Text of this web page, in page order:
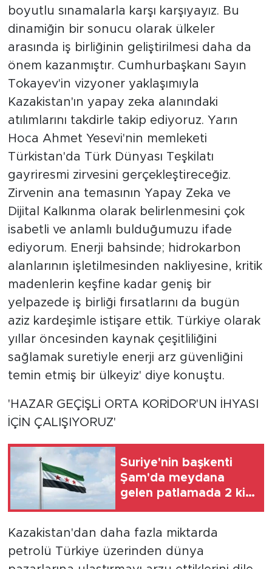
boyutlu sınamalarla karşı karşıyayız. Bu
dinamiğin bir sonucu olarak ülkeler
arasında iş birliğinin geliştirilmesi daha da
önem kazanmıştır. Cumhurbaşkanı Sayın
Tokayev'in vizyoner yaklaşımıyla
Kazakistan'ın yapay zeka alanındaki
atılımlarını takdirle takip ediyoruz. Yarın
Hoca Ahmet Yesevi'nin memleketi
Türkistan'da Türk Dünyası Teşkilatı
gayriresmi zirvesini gerçekleştireceğiz.
Zirvenin ana temasının Yapay Zeka ve
Dijital Kalkınma olarak belirlenmesini çok
isabetli ve anlamlı bulduğumuzu ifade
ediyorum. Enerji bahsinde; hidrokarbon
alanlarının işletilmesinden nakliyesine, kritik
madenlerin keşfine kadar geniş bir
yelpazede iş birliği fırsatlarını da bugün
aziz kardeşimle istişare ettik. Türkiye olarak
yıllar öncesinden kaynak çeşitliliğini
sağlamak suretiyle enerji arz güvenliğini
temin etmiş bir ülkeyiz' diye konuştu.
'HAZAR GEÇİŞLİ ORTA KORİDOR'UN İHYASI
İÇİN ÇALIŞIYORUZ'
Suriye'nin başkenti
Şam'da meydana
gelen patlamada 2 kişi
Kazakistan'dan daha fazla miktarda
petrolü Türkiye üzerinden dünya